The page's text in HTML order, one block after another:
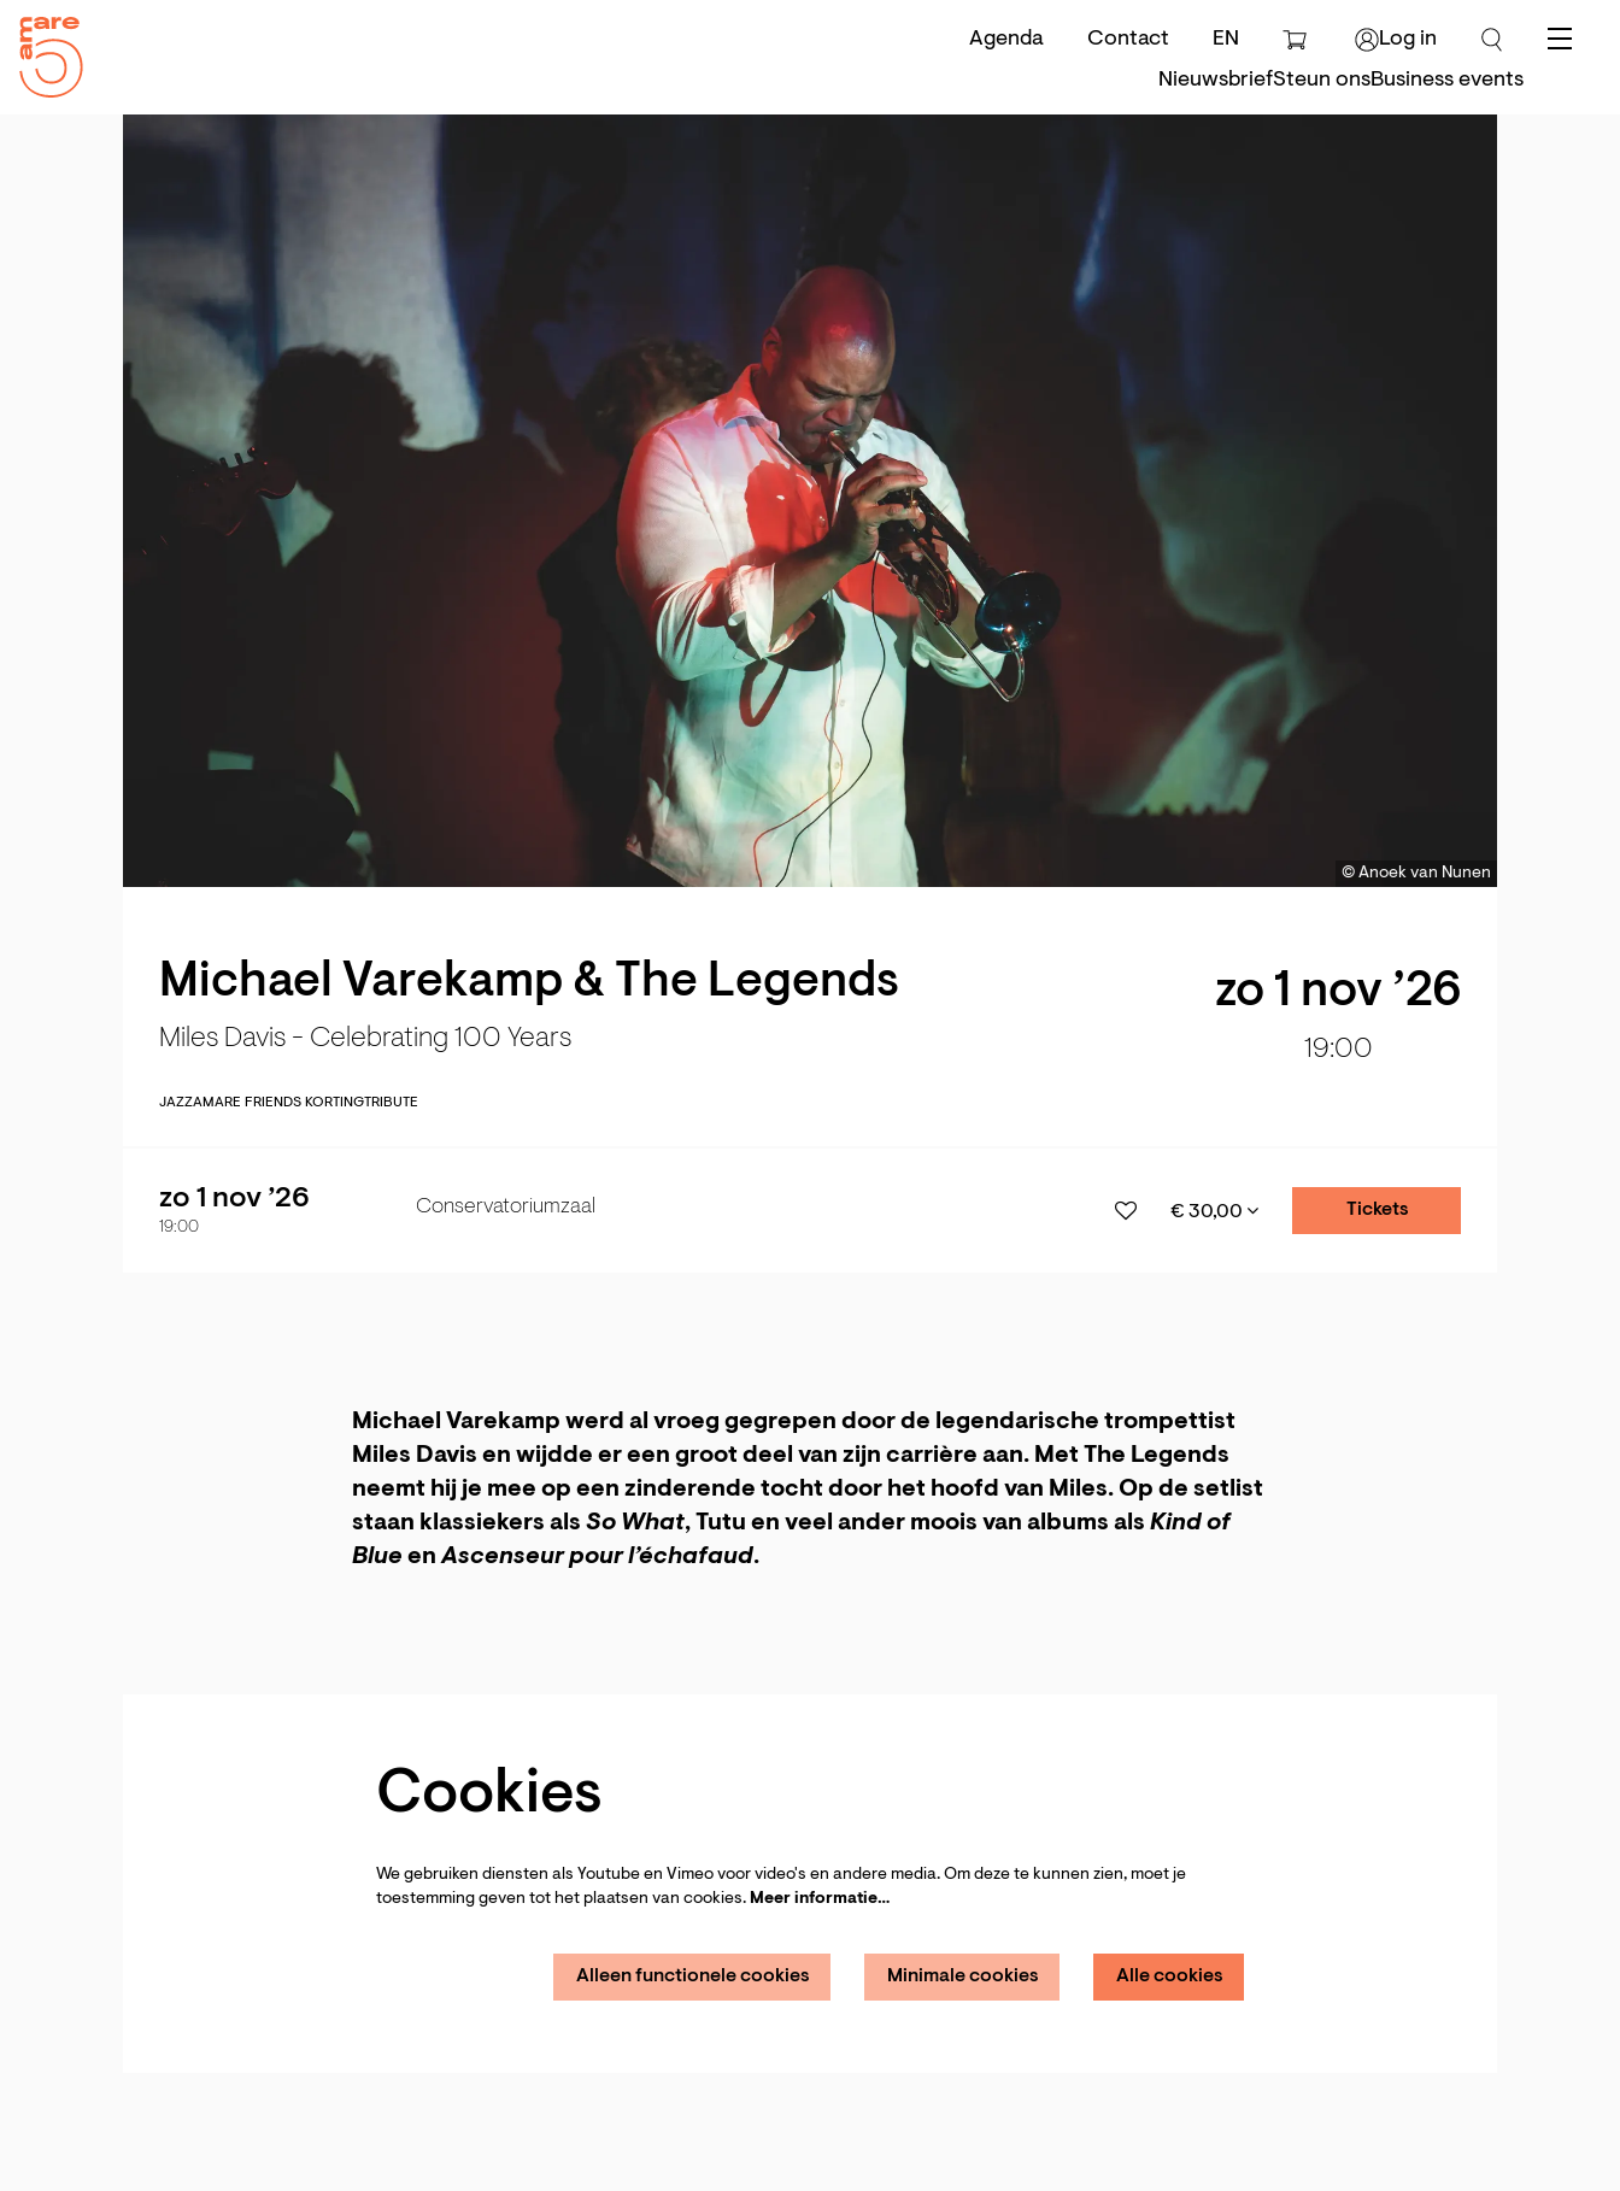
Agenda Contact EN
Log in
NieuwsbriefSteun onsBusiness events
© Anoek van Nunen
Michael Varekamp & The Legends
Miles Davis - Celebrating 100 Years
JAZZAMARE FRIENDS KORTING TRIBUTE
zo 1 nov ’26
19:00
zo 1 nov ’26
19:00
Conservatoriumzaal € 30,00 Tickets
Michael Varekamp werd al vroeg gegrepen door de legendarische trompettist
Miles Davis en wijdde er een groot deel van zijn carrière aan. Met The Legends
neemt hij je mee op een zinderende tocht door het hoofd van Miles. Op de setlist
staan klassiekers als So What, Tutu en veel ander moois van albums als Kind of
Blue enAscenseur pour l’échafaud.
Cookies
We gebruiken diensten als Youtube en Vimeo voor video's en andere media. Om deze te kunnen zien, moet je
toestemming geven tot het plaatsen van cookies. Meer informatie…
Alleen functionele cookies Minimale cookies Alle cookies